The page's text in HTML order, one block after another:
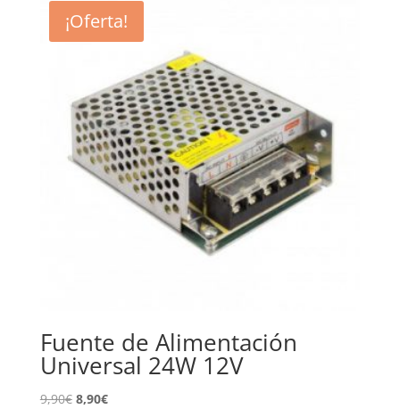
¡Oferta!
Fuente de Alimentación
Universal 24W 12V
9,90€ El
8,90€El